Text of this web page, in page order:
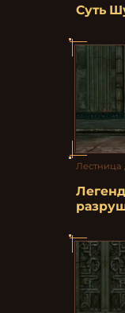
Суть
Лестница